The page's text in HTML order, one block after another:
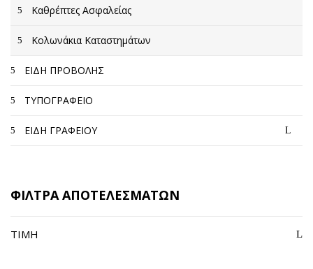
Καθρέπτες Ασφαλείας
Κολωνάκια Καταστημάτων
ΕΙΔΗ ΠΡΟΒΟΛΗΣ
ΤΥΠΟΓΡΑΦΕΙΟ
ΕΙΔΗ ΓΡΑΦΕΙΟΥ
ΦΙΛΤΡΑ ΑΠΟΤΕΛΕΣΜΑΤΩΝ
ΤΙΜΉ